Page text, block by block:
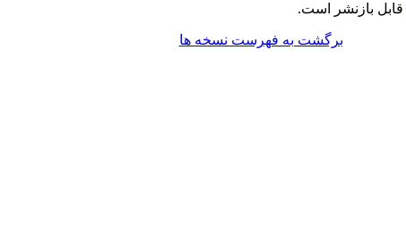
قابل بازنشر است.
برگشت به فهرست نسخه ها